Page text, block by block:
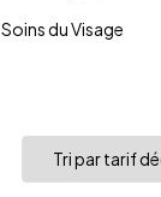
Soins du Visage